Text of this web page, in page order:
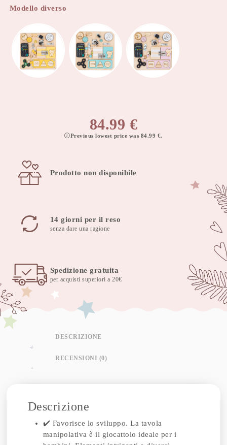
Modello diverso
84.99 €
Previous lowest price was 84.99 €.
Prodotto non disponibile
14 giorni per il reso
senza dare una ragione
Spedizione gratuita
per acquisti superiori a 20€
DESCRIZIONE
RECENSIONI (0)
Descrizione
✔️ Favorisce lo sviluppo. La tavola
manipolativa è il giocattolo ideale per i